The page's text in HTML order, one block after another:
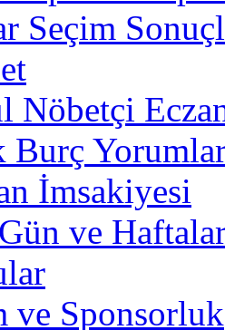
Seçim
Nöbetçi
Burç
İmsakiyesi
ve
ve Sponsorluk